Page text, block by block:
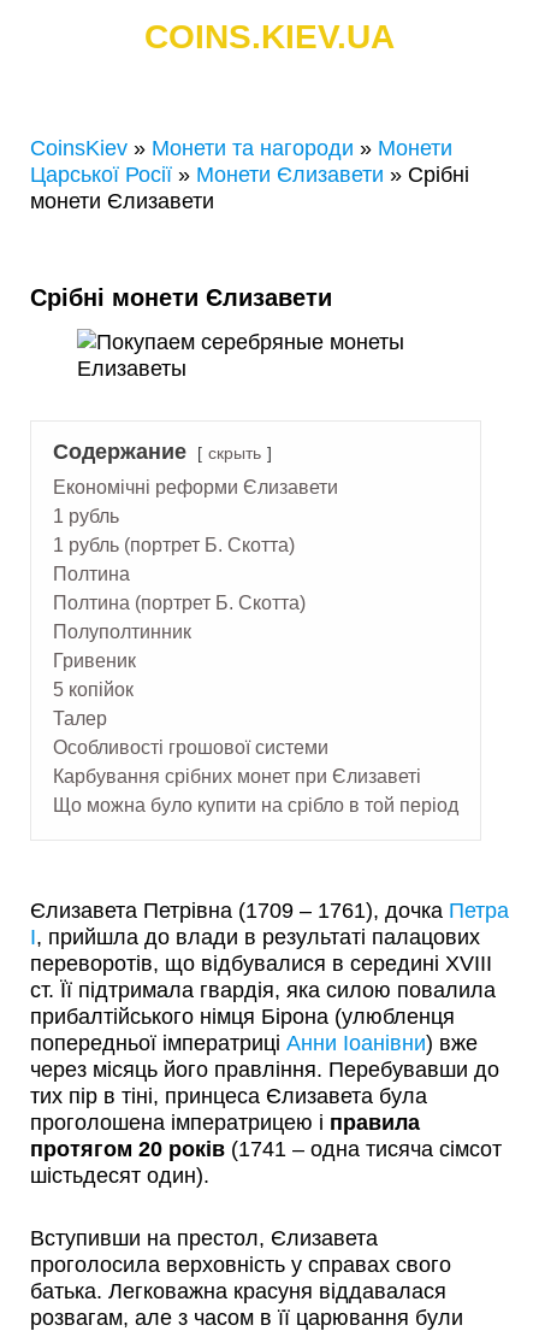
COINS.KIEV.UA
CoinsKiev » Монети та нагороди » Монети
Царської Росії » Монети Єлизавети » Срібні
монети Єлизавети
Срібні монети Єлизавети
Содержание скрыть
Економічні реформи Єлизавети
1 рубль
1 рубль (портрет Б. Скотта)
Полтина
Полтина (портрет Б. Скотта)
Полуполтинник
Гривеник
5 копійок
Талер
Особливості грошової системи
Карбування срібних монет при Єлизаветі
Що можна було купити на срібло в той період
Єлизавета Петрівна (1709 – 1761), дочка Петра
I, прийшла до влади в результаті палацових
переворотів, що відбувалися в середині XVIII
ст. Її підтримала гвардія, яка силою повалила
прибалтійського німця Бірона (улюбленця
попередньої імператриці Анни Іоанівни) вже
через місяць його правління. Перебувавши до
тих пір в тіні, принцеса Єлизавета була
проголошена імператрицею і правила
протягом 20 років (1741 – одна тисяча сімсот
шістьдесят один).
Вступивши на престол, Єлизавета
проголосила верховність у справах свого
батька. Легковажна красуня віддавалася
розвагам, але з часом в її царювання були